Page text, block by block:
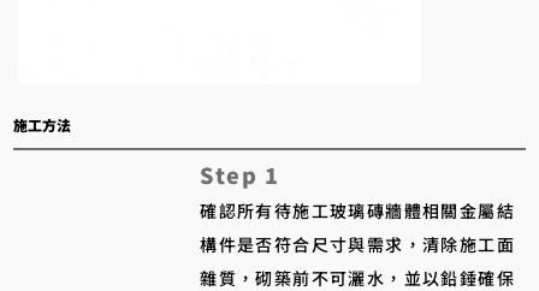
​施工方法
Step 1
確認所有待施工玻璃磚牆體相關金屬結
構件是否符合尺寸與需求，清除施工面
雜質，砌築前不可灑水，並以鉛錘確保